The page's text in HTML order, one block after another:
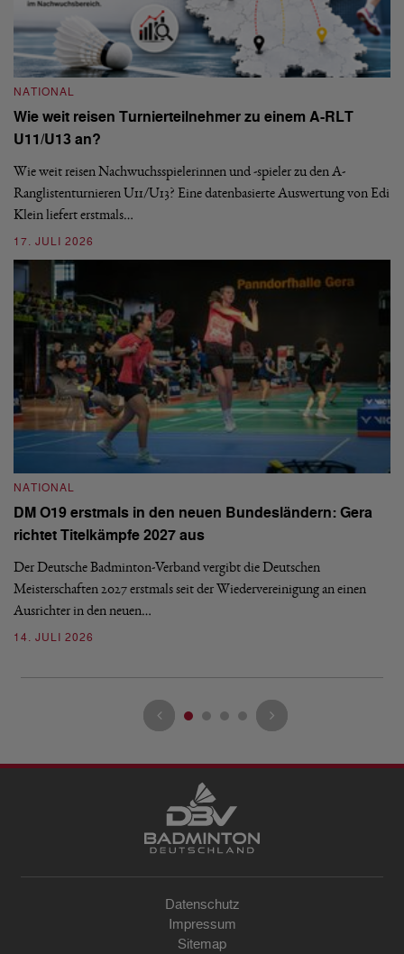
NATIONAL
Wie weit reisen Turnierteilnehmer zu einem A-RLT
U11/U13 an?
Wie weit reisen Nachwuchsspielerinnen und -spieler zu den A-
Ranglistenturnieren U11/U13? Eine datenbasierte Auswertung von Edi
Klein liefert erstmals…
17. JULI 2026
NATIONAL
DM O19 erstmals in den neuen Bundesländern: Gera
richtet Titelkämpfe 2027 aus
Der Deutsche Badminton-Verband vergibt die Deutschen
Meisterschaften 2027 erstmals seit der Wiedervereinigung an einen
Ausrichter in den neuen…
14. JULI 2026
Datenschutz
Impressum
Sitemap